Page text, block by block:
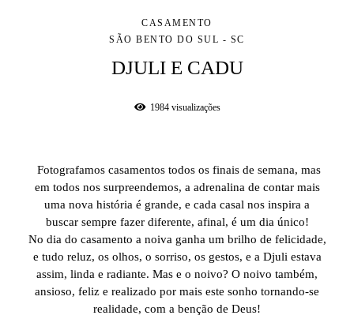
CASAMENTO
SÃO BENTO DO SUL - SC
DJULI E CADU
1984visualizações
Fotografamos casamentos todos os finais de semana, mas
em todos nos surpreendemos, a adrenalina de contar mais
uma nova história é grande, e cada casal nos inspira a
buscar sempre fazer diferente, afinal, é um dia único!
No dia do casamento a noiva ganha um brilho de felicidade,
e tudo reluz, os olhos, o sorriso, os gestos, e a Djuli estava
assim, linda e radiante. Mas e o noivo? O noivo também,
ansioso, feliz e realizado por mais este sonho tornando-se
realidade, com a benção de Deus!